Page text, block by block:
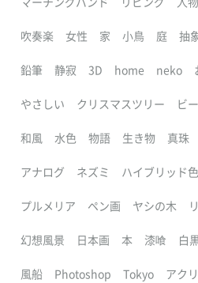
吹奏楽 女性 家 小鳥 庭 抽
鉛筆 静寂 3D home neko
やさしい クリスマスツリー ビ
和風 水色 物語 生き物 真珠
アナログ ネズミ ハイブリッド
プルメリア ペン画 ヤシの木
幻想風景 日本画 本 漆喰 白
風船 Photoshop Tokyo アク